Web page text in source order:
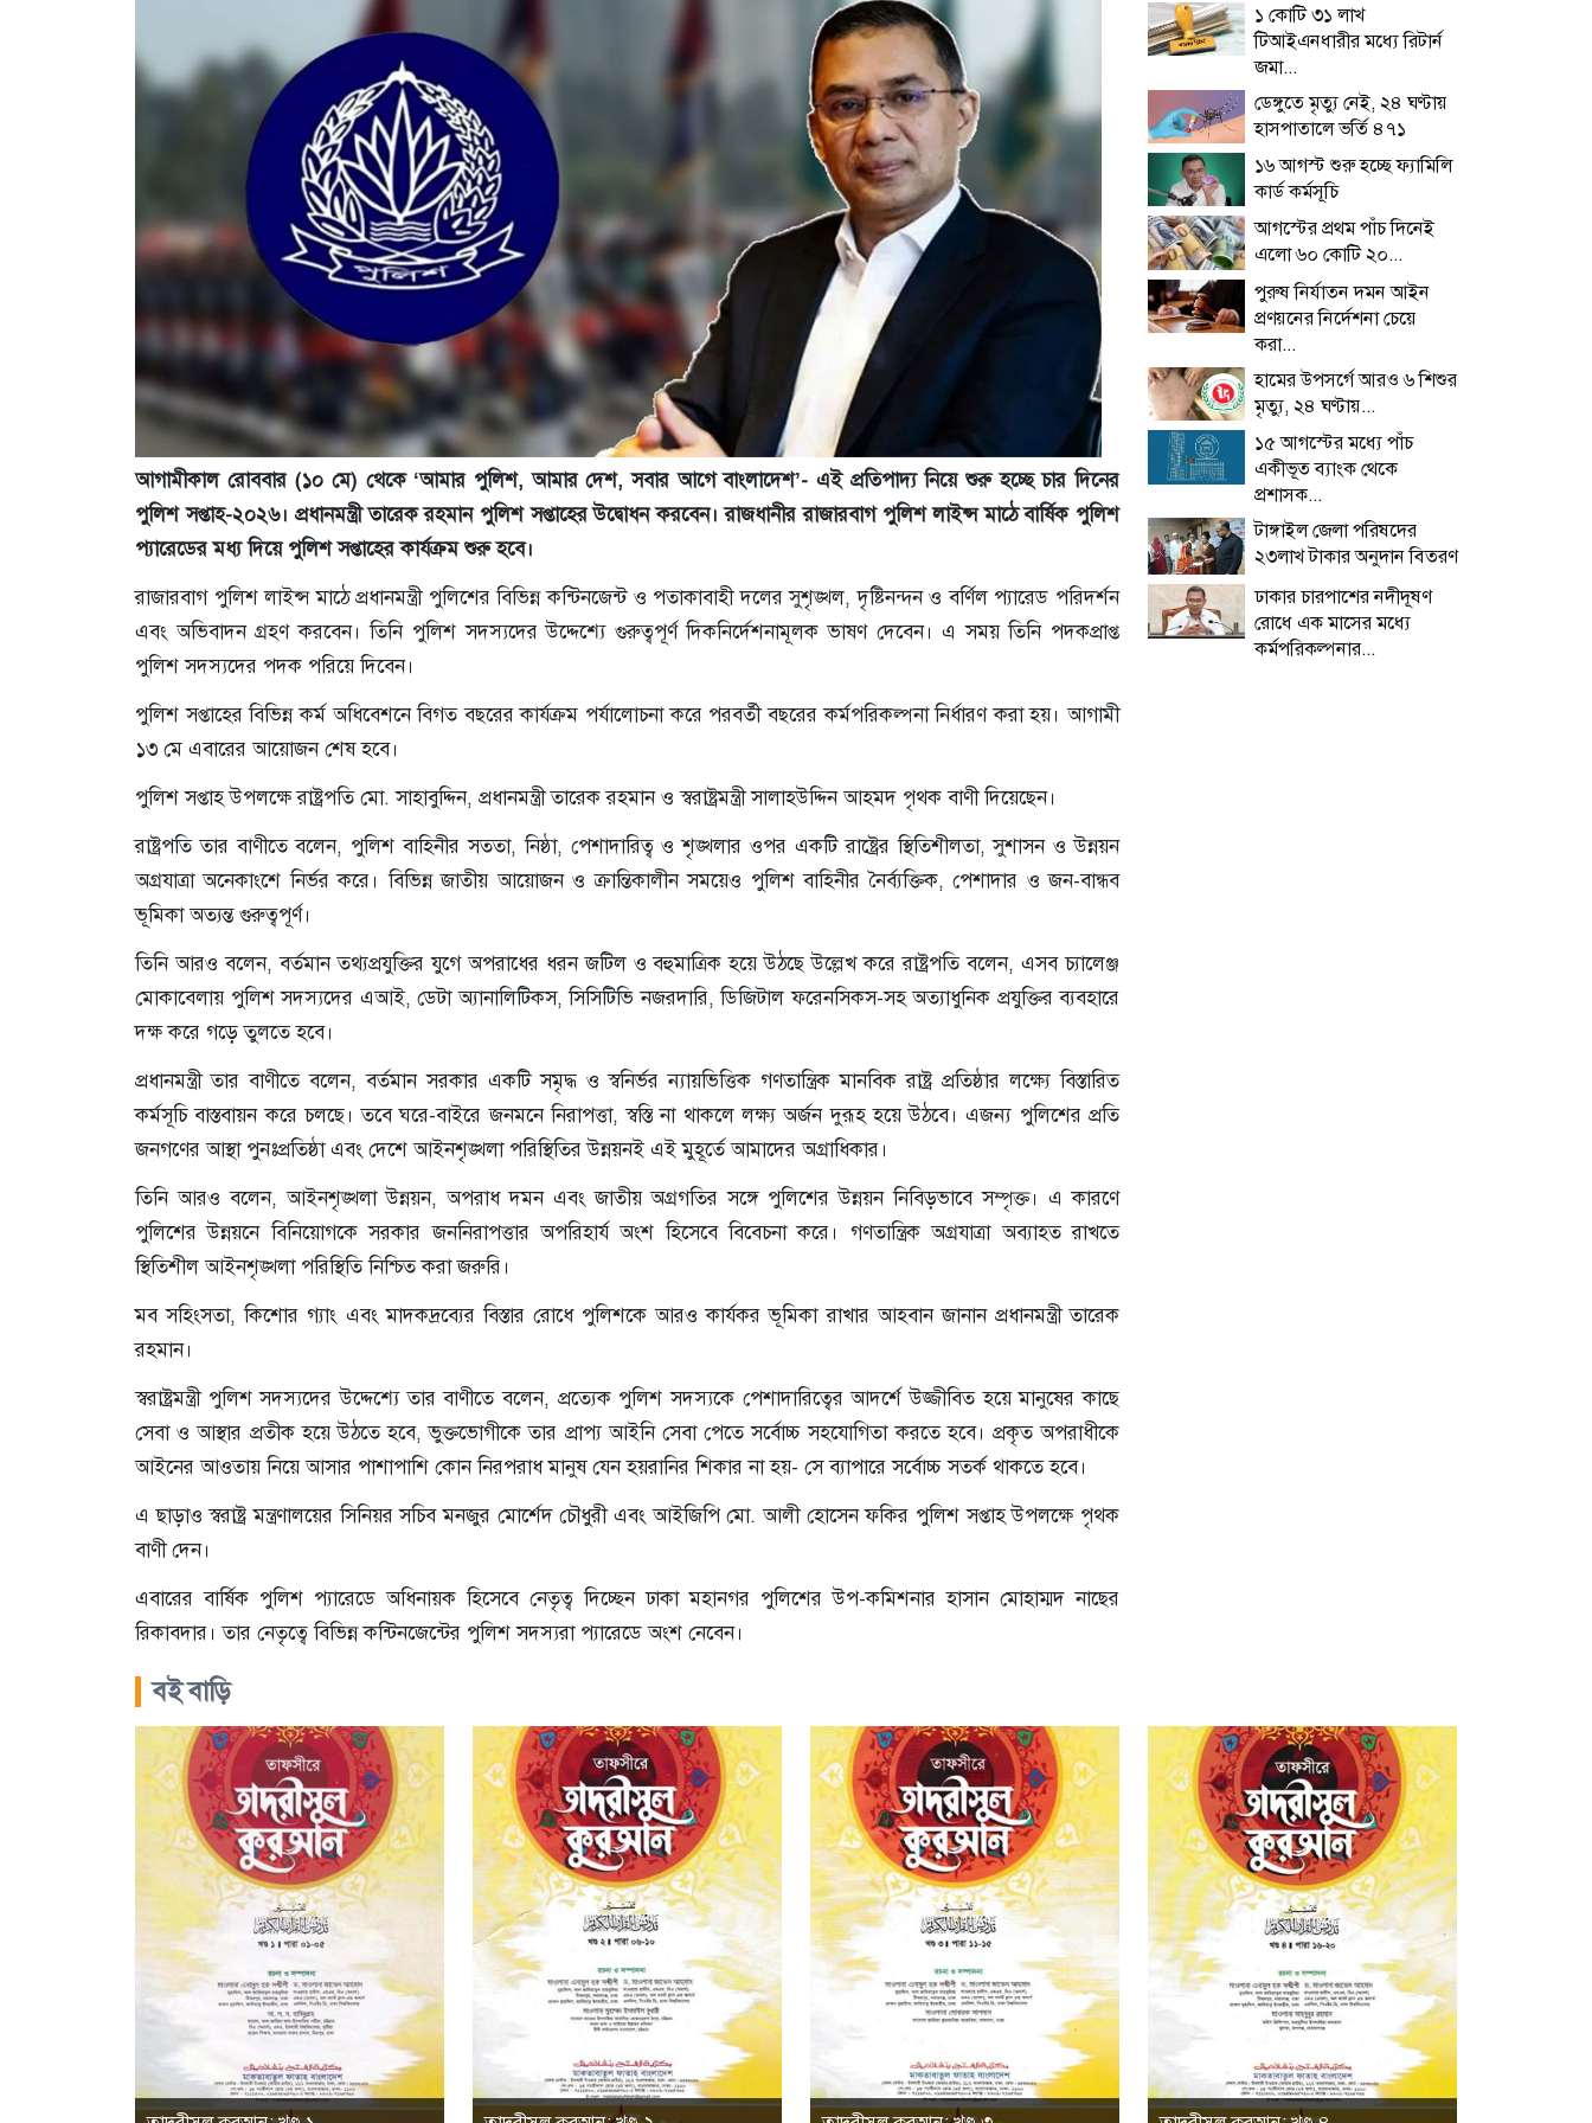
আগামীকাল রোববার (১০ মে) থেকে ‘আমার পুলিশ, আমার দেশ, সবার আগে বাংলাদেশ’- এই প্রতিপাদ্য নিয়ে শুরু হচ্ছে চার দিনের
পুলিশ সপ্তাহ-২০২৬। প্রধানমন্ত্রী তারেক রহমান পুলিশ সপ্তাহের উদ্বোধন করবেন। রাজধানীর রাজারবাগ পুলিশ লাইন্স মাঠে বার্ষিক পুলিশ
প্যারেডের মধ্য দিয়ে পুলিশ সপ্তাহের কার্যক্রম শুরু হবে।
রাজারবাগ পুলিশ লাইন্স মাঠে প্রধানমন্ত্রী পুলিশের বিভিন্ন কন্টিনজেন্ট ও পতাকাবাহী দলের সুশৃঙ্খল, দৃষ্টিনন্দন ও বর্ণিল প্যারেড পরিদর্শন
এবং অভিবাদন গ্রহণ করবেন। তিনি পুলিশ সদস্যদের উদ্দেশ্যে গুরুত্বপূর্ণ দিকনির্দেশনামূলক ভাষণ দেবেন। এ সময় তিনি পদকপ্রাপ্ত
পুলিশ সদস্যদের পদক পরিয়ে দিবেন।
পুলিশ সপ্তাহের বিভিন্ন কর্ম অধিবেশনে বিগত বছরের কার্যক্রম পর্যালোচনা করে পরবর্তী বছরের কর্মপরিকল্পনা নির্ধারণ করা হয়। আগামী
১৩ মে এবারের আয়োজন শেষ হবে।
পুলিশ সপ্তাহ উপলক্ষে রাষ্ট্রপতি মো. সাহাবুদ্দিন, প্রধানমন্ত্রী তারেক রহমান ও স্বরাষ্ট্রমন্ত্রী সালাহউদ্দিন আহমদ পৃথক বাণী দিয়েছেন।
রাষ্ট্রপতি তার বাণীতে বলেন, পুলিশ বাহিনীর সততা, নিষ্ঠা, পেশাদারিত্ব ও শৃঙ্খলার ওপর একটি রাষ্ট্রের স্থিতিশীলতা, সুশাসন ও উন্নয়ন
অগ্রযাত্রা অনেকাংশে নির্ভর করে। বিভিন্ন জাতীয় আয়োজন ও ক্রান্তিকালীন সময়েও পুলিশ বাহিনীর নৈর্ব্যক্তিক, পেশাদার ও জন-বান্ধব
ভূমিকা অত্যন্ত গুরুত্বপূর্ণ।
তিনি আরও বলেন, বর্তমান তথ্যপ্রযুক্তির যুগে অপরাধের ধরন জটিল ও বহুমাত্রিক হয়ে উঠছে উল্লেখ করে রাষ্ট্রপতি বলেন, এসব চ্যালেঞ্জ
মোকাবেলায় পুলিশ সদস্যদের এআই, ডেটা অ্যানালিটিকস, সিসিটিভি নজরদারি, ডিজিটাল ফরেনসিকস-সহ অত্যাধুনিক প্রযুক্তির ব্যবহারে
দক্ষ করে গড়ে তুলতে হবে।
প্রধানমন্ত্রী তার বাণীতে বলেন, বর্তমান সরকার একটি সমৃদ্ধ ও স্বনির্ভর ন্যায়ভিত্তিক গণতান্ত্রিক মানবিক রাষ্ট্র প্রতিষ্ঠার লক্ষ্যে বিস্তারিত
কর্মসূচি বাস্তবায়ন করে চলছে। তবে ঘরে-বাইরে জনমনে নিরাপত্তা, স্বস্তি না থাকলে লক্ষ্য অর্জন দুরূহ হয়ে উঠবে। এজন্য পুলিশের প্রতি
জনগণের আস্থা পুনঃপ্রতিষ্ঠা এবং দেশে আইনশৃঙ্খলা পরিস্থিতির উন্নয়নই এই মুহূর্তে আমাদের অগ্রাধিকার।
তিনি আরও বলেন, আইনশৃঙ্খলা উন্নয়ন, অপরাধ দমন এবং জাতীয় অগ্রগতির সঙ্গে পুলিশের উন্নয়ন নিবিড়ভাবে সম্পৃক্ত। এ কারণে
পুলিশের উন্নয়নে বিনিয়োগকে সরকার জননিরাপত্তার অপরিহার্য অংশ হিসেবে বিবেচনা করে। গণতান্ত্রিক অগ্রযাত্রা অব্যাহত রাখতে
স্থিতিশীল আইনশৃঙ্খলা পরিস্থিতি নিশ্চিত করা জরুরি।
মব সহিংসতা, কিশোর গ্যাং এবং মাদকদ্রব্যের বিস্তার রোধে পুলিশকে আরও কার্যকর ভূমিকা রাখার আহবান জানান প্রধানমন্ত্রী তারেক
রহমান।
স্বরাষ্ট্রমন্ত্রী পুলিশ সদস্যদের উদ্দেশ্যে তার বাণীতে বলেন, প্রত্যেক পুলিশ সদস্যকে পেশাদারিত্বের আদর্শে উজ্জীবিত হয়ে মানুষের কাছে
সেবা ও আস্থার প্রতীক হয়ে উঠতে হবে, ভুক্তভোগীকে তার প্রাপ্য আইনি সেবা পেতে সর্বোচ্চ সহযোগিতা করতে হবে। প্রকৃত অপরাধীকে
আইনের আওতায় নিয়ে আসার পাশাপাশি কোন নিরপরাধ মানুষ যেন হয়রানির শিকার না হয়- সে ব্যাপারে সর্বোচ্চ সতর্ক থাকতে হবে।
এ ছাড়াও স্বরাষ্ট্র মন্ত্রণালয়ের সিনিয়র সচিব মনজুর মোর্শেদ চৌধুরী এবং আইজিপি মো. আলী হোসেন ফকির পুলিশ সপ্তাহ উপলক্ষে পৃথক
বাণী দেন।
এবারের বার্ষিক পুলিশ প্যারেডে অধিনায়ক হিসেবে নেতৃত্ব দিচ্ছেন ঢাকা মহানগর পুলিশের উপ-কমিশনার হাসান মোহাম্মদ নাছের
রিকাবদার। তার নেতৃত্বে বিভিন্ন কন্টিনজেন্টের পুলিশ সদস্যরা প্যারেডে অংশ নেবেন।
১ কোটি ৩১ লাখ
টিআইএনধারীর মধ্যে রিটার্ন
জমা...
ডেঙ্গুতে মৃত্যু নেই, ২৪ ঘণ্টায়
হাসপাতালে ভর্তি ৪৭১
১৬ আগস্ট শুরু হচ্ছে ফ্যামিলি
কার্ড কর্মসূচি
আগস্টের প্রথম পাঁচ দিনেই
এলো ৬০ কোটি ২০...
পুরুষ নির্যাতন দমন আইন
প্রণয়নের নির্দেশনা চেয়ে
করা...
হামের উপসর্গে আরও ৬ শিশুর
মৃত্যু, ২৪ ঘণ্টায়...
১৫ আগস্টের মধ্যে পাঁচ
একীভূত ব্যাংক থেকে
প্রশাসক...
টাঙ্গাইল জেলা পরিষদের
২৩লাখ টাকার অনুদান বিতরণ
ঢাকার চারপাশের নদীদূষণ
রোধে এক মাসের মধ্যে
কর্মপরিকল্পনার...
বই বাড়ি